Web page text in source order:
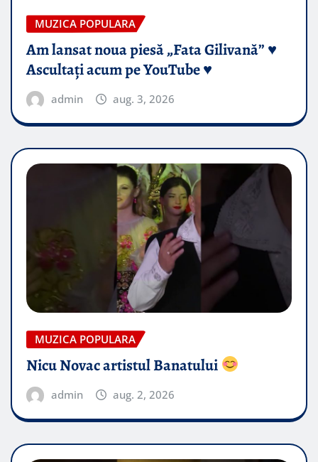
MUZICA POPULARA
Am lansat noua piesă „Fata Gilivană” ♥️
Ascultați acum pe YouTube ♥️
admin aug. 3, 2026
MUZICA POPULARA
Nicu Novac artistul Banatului
admin aug. 2, 2026